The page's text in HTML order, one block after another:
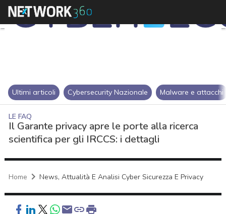
Ultimi articoli Cybersecurity Nazionale Malware e attacchi
LE FAQ
Il Garante privacy apre le porte alla ricerca
scientifica per gli IRCCS: i dettagli
Home News, Attualità E Analisi Cyber Sicurezza E Privacy